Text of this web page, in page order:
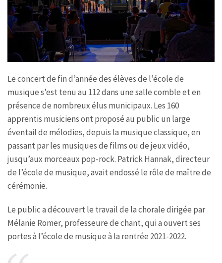
Le concert de fin d’année des élèves de l’école de
musique s’est tenu au 112 dans une salle comble et en
présence de nombreux élus municipaux. Les 160
apprentis musiciens ont proposé au public un large
éventail de mélodies, depuis la musique classique, en
passant par les musiques de films ou de jeux vidéo,
jusqu’aux morceaux pop-rock. Patrick Hannak, directeur
de l’école de musique, avait endossé le rôle de maître de
cérémonie.
Le public a découvert le travail de la chorale dirigée par
Mélanie Romer, professeure de chant, qui a ouvert ses
portes à l’école de musique à la rentrée 2021-2022.